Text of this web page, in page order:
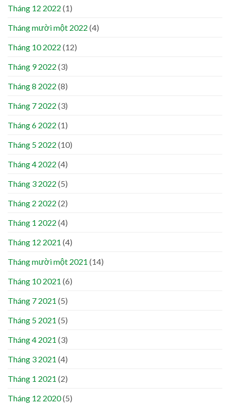
Tháng 12 2022 (1)
Tháng mười một 2022 (4)
Tháng 10 2022 (12)
Tháng 9 2022 (3)
Tháng 8 2022 (8)
Tháng 7 2022 (3)
Tháng 6 2022 (1)
Tháng 5 2022 (10)
Tháng 4 2022 (4)
Tháng 3 2022 (5)
Tháng 2 2022 (2)
Tháng 1 2022 (4)
Tháng 12 2021 (4)
Tháng mười một 2021 (14)
Tháng 10 2021 (6)
Tháng 7 2021 (5)
Tháng 5 2021 (5)
Tháng 4 2021 (3)
Tháng 3 2021 (4)
Tháng 1 2021 (2)
Tháng 12 2020(5)